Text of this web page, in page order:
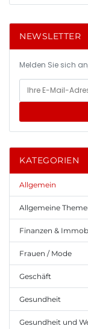
NEWSLETTER
Melden Sie sich
KATEGORIEN
Allgemein
Allgemeine
Finanzen &
Frauen / Mode
Geschäft
Gesundheit
Gesundheit und